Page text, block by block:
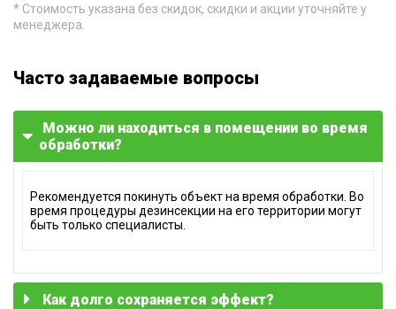
* Стоимость указана без скидок, скидки и акции уточняйте у
менеджера.
Часто задаваемые вопросы
Можно ли находиться в помещении во время
обработки?
Рекомендуется покинуть объект на время обработки. Во
время процедуры дезинсекции на его территории могут
быть только специалисты.
Как долго сохраняется эффект?